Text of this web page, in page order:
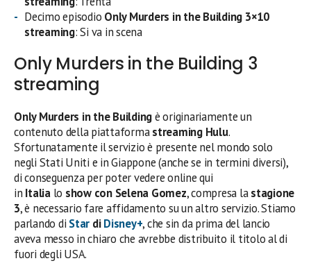
Decimo episodio Only Murders in the Building 3×10
streaming: Si va in scena
Only Murders in the Building 3
streaming
Only Murders in the Buildingè originariamente un
contenuto della piattaformastreaming Hulu.
Sfortunatamente il servizio è presente nel mondo solo
negli Stati Uniti e in Giappone (anche se in termini diversi),
di conseguenza per poter vedere online qui
in Italialo show con Selena Gomez, compresa lastagione
3, è necessario fare affidamento su un altro servizio. Stiamo
parlando di Star diDisney+, che sin da prima del lancio
aveva messo in chiaro che avrebbe distribuito il titolo al di
fuori degli USA.